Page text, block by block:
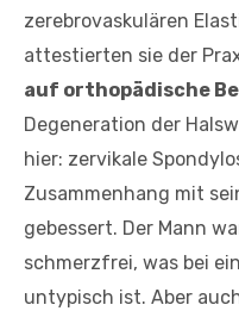
zerebrovaskulären
attestierten sie der
auf orthopädische
Degeneration der
hier: zervikale
Zusammenhang mit
gebessert. Der Mann
schmerzfrei, was bei
untypisch ist. Aber